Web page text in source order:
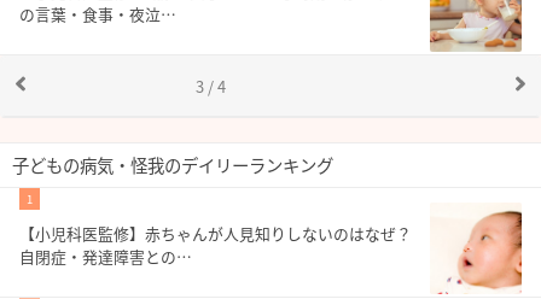
の言葉・食事・夜泣…
3 / 4
子どもの病気・怪我のデイリーランキング
1
【小児科医監修】赤ちゃんが人見知りしないのはなぜ？
自閉症・発達障害との…